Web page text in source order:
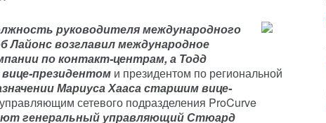
руководителя международного
Лайонс возглавил международное
по контакт-центрам, а Тодд
президентом и президентом по региональной
Мариуса Хааса старшим вице-
сетевого подразделения ProCurve
генеральный управляющий Стюард